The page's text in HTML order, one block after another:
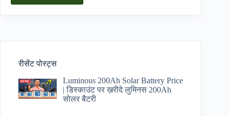
रीसेंट पोस्ट्स
Luminous 200Ah Solar Battery Price​
| डिस्काउंट पर ख़रीदे लुमिनस 200Ah
सोलर बैटरी